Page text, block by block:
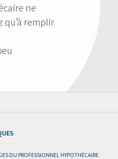
ne
qu’à remplir
DU PROFESSIONNEL HYPOTHÉCAIRE